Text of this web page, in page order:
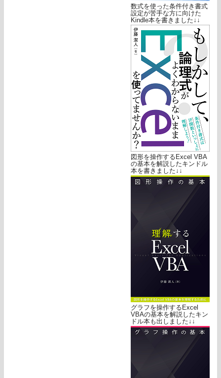
数式を使った条件付き書式
設定が苦手な方に向けた
Kindle本を書きました↓↓
図形を操作するExcel VBA
の基本を解説したキンドル
本を書きました↓↓
グラフを操作するExcel
VBAの基本を解説したキン
ドル本も出しました↓↓